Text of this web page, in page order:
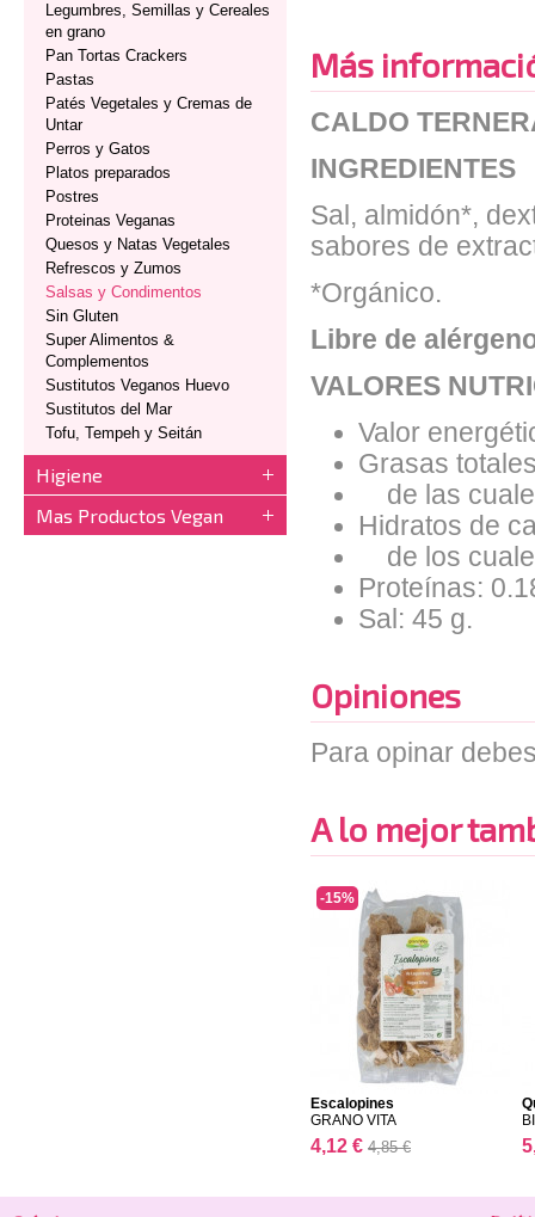
Legumbres, Semillas y Cereales
en grano
Pan Tortas Crackers
Pastas
Patés Vegetales y Cremas de
Untar
Perros y Gatos
Platos preparados
Postres
Proteinas Veganas
Quesos y Natas Vegetales
Refrescos y Zumos
Salsas y Condimentos
Sin Gluten
Super Alimentos &
Complementos
Sustitutos Veganos Huevo
Sustitutos del Mar
Tofu, Tempeh y Seitán
Higiene
Mas Productos Vegan
Más
CALDO
INGREDIENTES
Sal, almidón*,
sabores de
*Orgánico.
Libre de
VALORES
Valor
Grasas
de las
Hidratos de
de los
Proteínas:
Sal: 45 g.
Opiniones
Para opinar
A lo mejor
Escalopines
GRANO VITA
4,12 € 4,85 €
-15%